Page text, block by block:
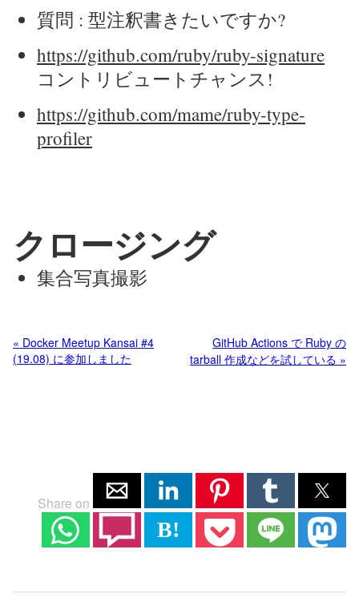
質問 : 型注釈書きたいですか?
https://github.com/ruby/ruby-signature
コントリビュートチャンス!
https://github.com/mame/ruby-type-
profiler
クロージング
集合写真撮影
« Docker Meetup Kansai #4
(19.08) に参加しました
GitHub Actions で Ruby の
tarball 作成などを試している »
Share on
B!